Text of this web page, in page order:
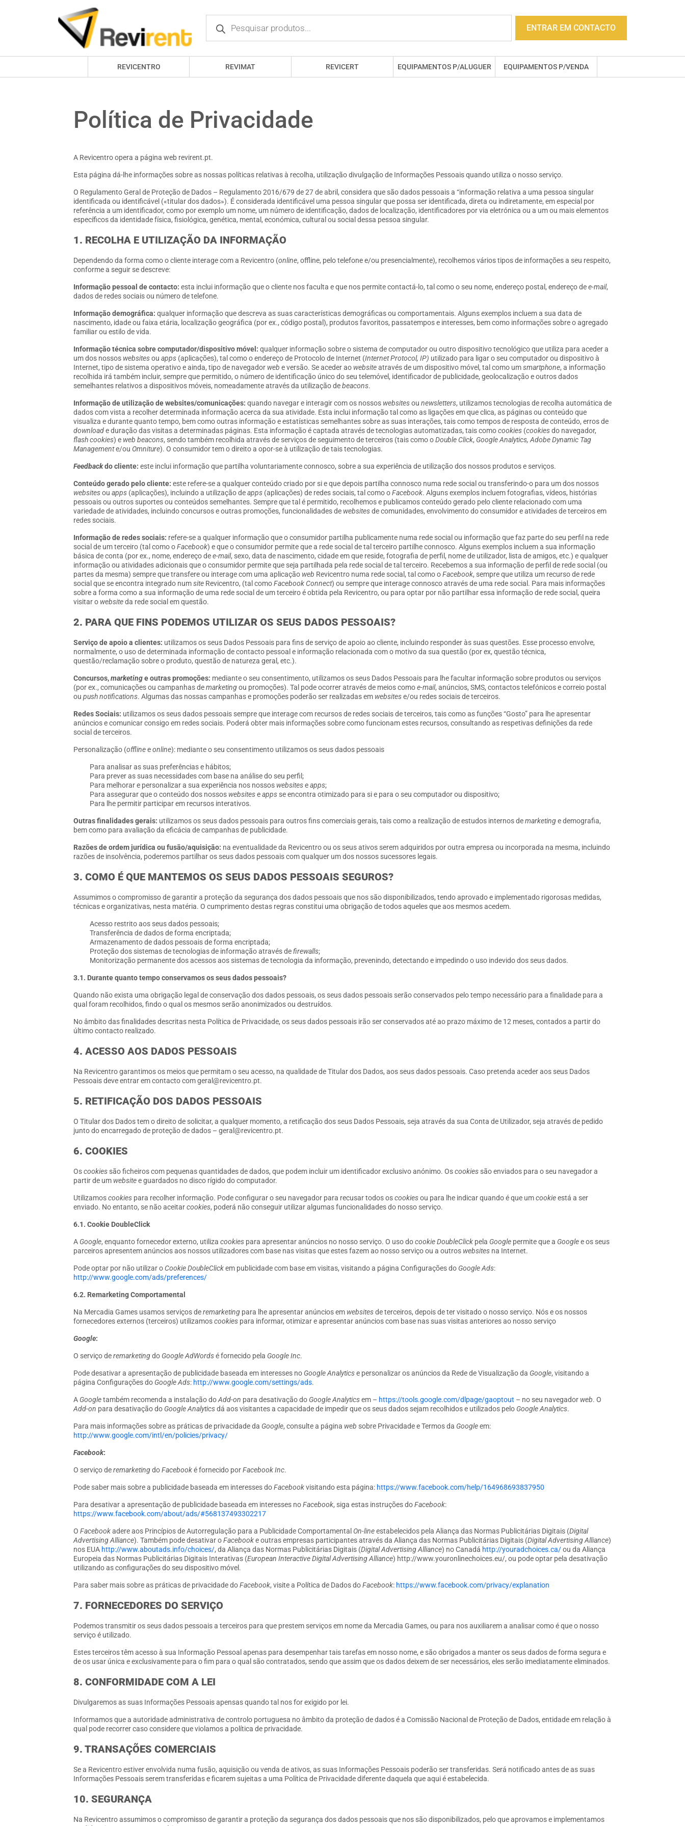
ENTRAR EM CONTACTO
REVICENTRO REVIMAT REVICERT EQUIPAMENTOS P/ALUGUER EQUIPAMENTOS P/VENDA
Política de Privacidade
A Revicentro opera a página web revirent.pt.
Esta página dá-lhe informações sobre as nossas políticas relativas à recolha, utilização divulgação de Informações Pessoais quando utiliza o nosso serviço.
O Regulamento Geral de Proteção de Dados – Regulamento 2016/679 de 27 de abril, considera que são dados pessoais a “informação relativa a uma pessoa singular
identificada ou identificável («titular dos dados»). É considerada identificável uma pessoa singular que possa ser identificada, direta ou indiretamente, em especial por
referência a um identificador, como por exemplo um nome, um número de identificação, dados de localização, identificadores por via eletrónica ou a um ou mais elementos
específicos da identidade física, fisiológica, genética, mental, económica, cultural ou social dessa pessoa singular.
1. RECOLHA E UTILIZAÇÃO DA INFORMAÇÃO
Dependendo da forma como o cliente interage com a Revicentro (online, offline, pelo telefone e/ou presencialmente), recolhemos vários tipos de informações a seu respeito,
conforme a seguir se descreve:
Informação pessoal de contacto: esta inclui informação que o cliente nos faculta e que nos permite contactá-lo, tal como o seu nome, endereço postal, endereço dee-mail,
dados de redes sociais ou número de telefone.
Informação demográfica: qualquer informação que descreva as suas características demográficas ou comportamentais. Alguns exemplos incluem a sua data de
nascimento, idade ou faixa etária, localização geográfica (por ex., código postal), produtos favoritos, passatempos e interesses, bem como informações sobre o agregado
familiar ou estilo de vida.
Informação técnica sobre computador/dispositivo móvel: qualquer informação sobre o sistema de computador ou outro dispositivo tecnológico que utiliza para aceder a
um dos nossos websitesou apps (aplicações), tal como o endereço de Protocolo de Internet (Internet Protocol, IP) utilizado para ligar o seu computador ou dispositivo à
Internet, tipo de sistema operativo e ainda, tipo de navegador web e versão. Se aceder ao websiteatravés de um dispositivo móvel, tal como umsmartphone, a informação
recolhida irá também incluir, sempre que permitido, o número de identificação único do seu telemóvel, identificador de publicidade, geolocalização e outros dados
semelhantes relativos a dispositivos móveis, nomeadamente através da utilização debeacons.
Informação de utilização de websites/comunicações: quando navegar e interagir com os nossos websitesou newsletters, utilizamos tecnologias de recolha automática de
dados com vista a recolher determinada informação acerca da sua atividade. Esta inclui informação tal como as ligações em que clica, as páginas ou conteúdo que
visualiza e durante quanto tempo, bem como outras informação e estatísticas semelhantes sobre as suas interações, tais como tempos de resposta de conteúdo, erros de
downloade duração das visitas a determinadas páginas. Esta informação é captada através de tecnologias automatizadas, tais comocookies (cookiesdo navegador,
flash cookies) e web beacons, sendo também recolhida através de serviços de seguimento de terceiros (tais como oDouble Click, Google Analytics, Adobe Dynamic Tag
Managemente/ou Omniture). O consumidor tem o direito a opor-se à utilização de tais tecnologias.
Feedbackdo cliente: este inclui informação que partilha voluntariamente connosco, sobre a sua experiência de utilização dos nossos produtos e serviços.
Conteúdo gerado pelo cliente: este refere-se a qualquer conteúdo criado por si e que depois partilha connosco numa rede social ou transferindo-o para um dos nossos
websitesou apps (aplicações), incluindo a utilização deapps (aplicações) de redes sociais, tal como oFacebook. Alguns exemplos incluem fotografias, vídeos, histórias
pessoais ou outros suportes ou conteúdos semelhantes. Sempre que tal é permitido, recolhemos e publicamos conteúdo gerado pelo cliente relacionado com uma
variedade de atividades, incluindo concursos e outras promoções, funcionalidades de websitesde comunidades, envolvimento do consumidor e atividades de terceiros em
redes sociais.
Informação de redes sociais: refere-se a qualquer informação que o consumidor partilha publicamente numa rede social ou informação que faz parte do seu perfil na rede
social de um terceiro (tal como oFacebook) e que o consumidor permite que a rede social de tal terceiro partilhe connosco. Alguns exemplos incluem a sua informação
básica de conta (por ex., nome, endereço dee-mail, sexo, data de nascimento, cidade em que reside, fotografia de perfil, nome de utilizador, lista de amigos, etc.) e qualquer
informação ou atividades adicionais que o consumidor permite que seja partilhada pela rede social de tal terceiro. Recebemos a sua informação de perfil de rede social (ou
partes da mesma) sempre que transfere ou interage com uma aplicação web Revicentro numa rede social, tal como oFacebook, sempre que utiliza um recurso de rede
social que se encontra integrado numsite Revicentro, (tal comoFacebook Connect) ou sempre que interage connosco através de uma rede social. Para mais informações
sobre a forma como a sua informação de uma rede social de um terceiro é obtida pela Revicentro, ou para optar por não partilhar essa informação de rede social, queira
visitar o websiteda rede social em questão.
2. PARA QUE FINS PODEMOS UTILIZAR OS SEUS DADOS PESSOAIS?
Serviço de apoio a clientes: utilizamos os seus Dados Pessoais para fins de serviço de apoio ao cliente, incluindo responder às suas questões. Esse processo envolve,
normalmente, o uso de determinada informação de contacto pessoal e informação relacionada com o motivo da sua questão (por ex, questão técnica,
questão/reclamação sobre o produto, questão de natureza geral, etc.).
Concursos,marketinge outras promoções: mediante o seu consentimento, utilizamos os seus Dados Pessoais para lhe facultar informação sobre produtos ou serviços
(por ex., comunicações ou campanhas demarketingou promoções). Tal pode ocorrer através de meios comoe-mail, anúncios, SMS, contactos telefónicos e correio postal
ou push notifications. Algumas das nossas campanhas e promoções poderão ser realizadas em websitese/ou redes sociais de terceiros.
Redes Sociais: utilizamos os seus dados pessoais sempre que interage com recursos de redes sociais de terceiros, tais como as funções “Gosto” para lhe apresentar
anúncios e comunicar consigo em redes sociais. Poderá obter mais informações sobre como funcionam estes recursos, consultando as respetivas definições da rede
social de terceiros.
Personalização (offlineeonline): mediante o seu consentimento utilizamos os seus dados pessoais
Para analisar as suas preferências e hábitos;
Para prever as suas necessidades com base na análise do seu perfil;
Para melhorar e personalizar a sua experiência nos nossos websiteseapps;
Para assegurar que o conteúdo dos nossos websiteseapps se encontra otimizado para si e para o seu computador ou dispositivo;
Para lhe permitir participar em recursos interativos.
Outras finalidades gerais: utilizamos os seus dados pessoais para outros fins comerciais gerais, tais como a realização de estudos internos demarketinge demografia,
bem como para avaliação da eficácia de campanhas de publicidade.
Razões de ordem jurídica ou fusão/aquisição: na eventualidade da Revicentro ou os seus ativos serem adquiridos por outra empresa ou incorporada na mesma, incluindo
razões de insolvência, poderemos partilhar os seus dados pessoais com qualquer um dos nossos sucessores legais.
3. COMO É QUE MANTEMOS OS SEUS DADOS PESSOAIS SEGUROS?
Assumimos o compromisso de garantir a proteção da segurança dos dados pessoais que nos são disponibilizados, tendo aprovado e implementado rigorosas medidas,
técnicas e organizativas, nesta matéria. O cumprimento destas regras constitui uma obrigação de todos aqueles que aos mesmos acedem.
Acesso restrito aos seus dados pessoais;
Transferência de dados de forma encriptada;
Armazenamento de dados pessoais de forma encriptada;
Proteção dos sistemas de tecnologias de informação através defirewalls;
Monitorização permanente dos acessos aos sistemas de tecnologia da informação, prevenindo, detectando e impedindo o uso indevido dos seus dados.
3.1. Durante quanto tempo conservamos os seus dados pessoais?
Quando não exista uma obrigação legal de conservação dos dados pessoais, os seus dados pessoais serão conservados pelo tempo necessário para a finalidade para a
qual foram recolhidos, findo o qual os mesmos serão anonimizados ou destruídos.
No âmbito das finalidades descritas nesta Política de Privacidade, os seus dados pessoais irão ser conservados até ao prazo máximo de 12 meses, contados a partir do
último contacto realizado.
4. ACESSO AOS DADOS PESSOAIS
Na Revicentro garantimos os meios que permitam o seu acesso, na qualidade de Titular dos Dados, aos seus dados pessoais. Caso pretenda aceder aos seus Dados
Pessoais deve entrar em contacto com geral@revicentro.pt.
5. RETIFICAÇÃO DOS DADOS PESSOAIS
O Titular dos Dados tem o direito de solicitar, a qualquer momento, a retificação dos seus Dados Pessoais, seja através da sua Conta de Utilizador, seja através de pedido
junto do encarregado de proteção de dados – geral@revicentro.pt.
6. COOKIES
Oscookies são ficheiros com pequenas quantidades de dados, que podem incluir um identificador exclusivo anónimo. Oscookies são enviados para o seu navegador a
partir de um websitee guardados no disco rígido do computador.
Utilizamoscookies para recolher informação. Pode configurar o seu navegador para recusar todos oscookiesou para lhe indicar quando é que umcookieestá a ser
enviado. No entanto, se não aceitarcookies, poderá não conseguir utilizar algumas funcionalidades do nosso serviço.
6.1. Cookie DoubleClick
A Google, enquanto fornecedor externo, utiliza cookies para apresentar anúncios no nosso serviço. O uso docookieDoubleClick pela Google permite que a Googlee os seus
parceiros apresentem anúncios aos nossos utilizadores com base nas visitas que estes fazem ao nosso serviço ou a outros websites na Internet.
Pode optar por não utilizar o Cookie DoubleClickem publicidade com base em visitas, visitando a página Configurações do Google Ads:
http://www.google.com/ads/preferences/
6.2. Remarketing Comportamental
Na Mercadia Games usamos serviços deremarketing para lhe apresentar anúncios em websitesde terceiros, depois de ter visitado o nosso serviço. Nós e os nossos
fornecedores externos (terceiros) utilizamoscookies para informar, otimizar e apresentar anúncios com base nas suas visitas anteriores ao nosso serviço
Google:
O serviço deremarketingdo Google AdWordsé fornecido pela Google Inc.
Pode desativar a apresentação de publicidade baseada em interesses no Google Analyticse personalizar os anúncios da Rede de Visualização da Google, visitando a
página Configurações do Google Ads: http://www.google.com/settings/ads.
A Googletambém recomenda a instalação doAdd-on para desativação do Google Analyticsem – https://tools.google.com/dlpage/gaoptout – no seu navegador web. O
Add-on para desativação do Google Analyticsdá aos visitantes a capacidade de impedir que os seus dados sejam recolhidos e utilizados pelo Google Analytics.
Para mais informações sobre as práticas de privacidade da Google, consulte a página web sobre Privacidade e Termos da Googleem:
http://www.google.com/intl/en/policies/privacy/
Facebook:
O serviço deremarketingdoFacebooké fornecido porFacebook Inc.
Pode saber mais sobre a publicidade baseada em interesses doFacebookvisitando esta página: https://www.facebook.com/help/164968693837950
Para desativar a apresentação de publicidade baseada em interesses noFacebook, siga estas instruções doFacebook:
https://www.facebook.com/about/ads/#568137493302217
O Facebookadere aos Princípios de Autorregulação para a Publicidade Comportamental On-lineestabelecidos pela Aliança das Normas Publicitárias Digitais (Digital
Advertising Alliance). Também pode desativar oFacebooke outras empresas participantes através da Aliança das Normas Publicitárias Digitais (Digital Advertising Alliance)
nos EUA http://www.aboutads.info/choices/, da Aliança das Normas Publicitárias Digitais (Digital Advertising Alliance) no Canadá http://youradchoices.ca/ou da Aliança
Europeia das Normas Publicitárias Digitais Interativas (European Interactive Digital Advertising Alliance) http://www.youronlinechoices.eu/, ou pode optar pela desativação
utilizando as configurações do seu dispositivo móvel.
Para saber mais sobre as práticas de privacidade doFacebook, visite a Política de Dados doFacebook: https://www.facebook.com/privacy/explanation
7. FORNECEDORES DO SERVIÇO
Podemos transmitir os seus dados pessoais a terceiros para que prestem serviços em nome da Mercadia Games, ou para nos auxiliarem a analisar como é que o nosso
serviço é utilizado.
Estes terceiros têm acesso à sua Informação Pessoal apenas para desempenhar tais tarefas em nosso nome, e são obrigados a manter os seus dados de forma segura e
de os usar única e exclusivamente para o fim para o qual são contratados, sendo que assim que os dados deixem de ser necessários, eles serão imediatamente eliminados.
8. CONFORMIDADE COM A LEI
Divulgaremos as suas Informações Pessoais apensas quando tal nos for exigido por lei.
Informamos que a autoridade administrativa de controlo portuguesa no âmbito da proteção de dados é a Comissão Nacional de Proteção de Dados, entidade em relação à
qual pode recorrer caso considere que violamos a política de privacidade.
9. TRANSAÇÕES COMERCIAIS
Se a Revicentro estiver envolvida numa fusão, aquisição ou venda de ativos, as suas Informações Pessoais poderão ser transferidas. Será notificado antes de as suas
Informações Pessoais serem transferidas e ficarem sujeitas a uma Política de Privacidade diferente daquela que aqui é estabelecida.
10. SEGURANÇA
Na Revicentro assumimos o compromisso de garantir a proteção da segurança dos dados pessoais que nos são disponibilizados, pelo que aprovamos e implementamos